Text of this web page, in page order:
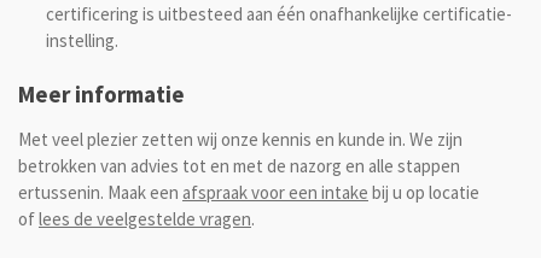
certificering is uitbesteed aan één onafhankelijke certificatie-
instelling.
Meer informatie
Met veel plezier zetten wij onze kennis en kunde in. We zijn
betrokken van advies tot en met de nazorg en alle stappen
ertussenin. Maak een afspraak voor een intake bij u op locatie
oflees de veelgestelde vragen.